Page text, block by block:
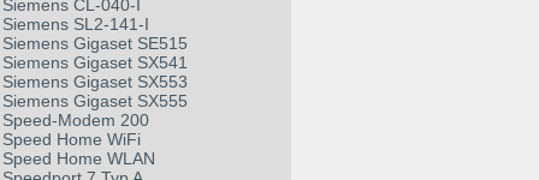
Siemens CL-040-I
Siemens SL2-141-I
Siemens Gigaset SE515
Siemens Gigaset SX541
Siemens Gigaset SX553
Siemens Gigaset SX555
Speed-Modem 200
Speed Home WiFi
Speed Home WLAN